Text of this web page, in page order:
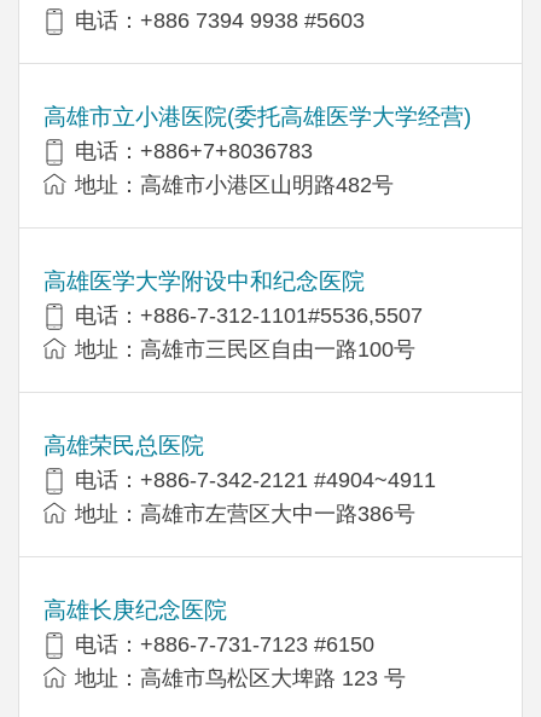
电话：+886 7394 9938 #5603
高雄市立小港医院(委托高雄医学大学经营)
电话：+886+7+8036783
地址：高雄市小港区山明路482号
高雄医学大学附设中和纪念医院
电话：+886-7-312-1101#5536,5507
地址：高雄市三民区自由一路100号
高雄荣民总医院
电话：+886-7-342-2121 #4904~4911
地址：高雄市左营区大中一路386号
高雄长庚纪念医院
电话：+886-7-731-7123 #6150
地址：高雄市鸟松区大埤路 123 号